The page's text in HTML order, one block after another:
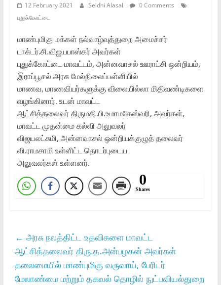
12 February 2021 Seidhi Alasal
0 Comments
புதுக்கோட்டை
மாண்புமிகு மக்கள்‌ நல்வாழ்வுத்துறை அமைச்சர்‌
டாக்டர்‌.சி.விஜயபாஸ்கர்‌ அவர்கள்‌
புதுக்கோட்டை மாவட்டம்‌, அன்னவாசல்‌ ஊராட்சி ஒன்றியம்‌,
இராப்பூசல்‌ அரசு மேல்நிலைப்பள்ளியில்‌
மாணவ, மாணவியர்களுக்கு விலையில்லா மிதிவண்டிகளை
வழங்கினார்‌. உடன்‌ மாவட்ட
ஆட்சித்தலைவர்‌ திருமதி.பி.உமாமகேஸ்வரி, அவர்கள்‌,
மாவட்ட முதன்மை கல்வி அலுவலர்‌
விஜயலட்சுமி, அன்னவாசல்‌ ஒன்றியக்குழுத்‌ தலைவர்‌
வி.ராமசாமி உள்ளிட்ட தொடர்புடைய
அலுவலர்கள்‌ உள்ளனர்‌.
0
Shares
← அரசு நலத்திட்ட உதவிகளை மாவட்ட
ஆட்சித்தலைவர்‌ திரு.த.அன்பழகன்‌ அவர்கள்‌
தலைமையில்‌ மாண்புமிகு வருவாய்‌, பேரிடர்‌
மேலாண்மை மற்றும்‌ தகவல்‌ தொழில்‌ நுட்பவியல்துறை